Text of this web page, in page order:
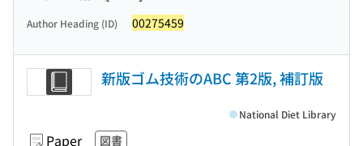
Author Heading (ID) 00275459
新版ゴム技術のABC 第2版, 補訂版
Paper 図書
National Diet Library